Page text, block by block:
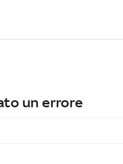
un errore